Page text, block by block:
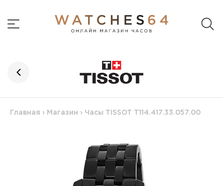
Главная › Магазин › Часы TISSOT T114.417.33.057.00